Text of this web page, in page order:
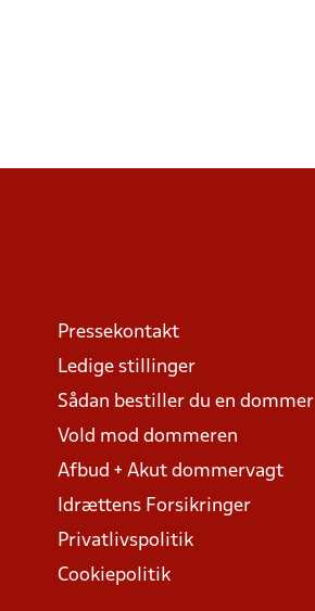
Pressekontakt
Ledige stillinger
Sådan bestiller du en dommer
Vold mod dommeren
Afbud + Akut dommervagt
Idrættens Forsikringer
Privatlivspolitik
Cookiepolitik